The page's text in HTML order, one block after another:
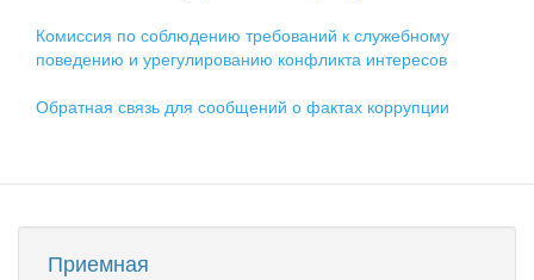
Комиссия по соблюдению требований к служебному
поведению и урегулированию конфликта интересов
Обратная связь для сообщений о фактах коррупции
Приемная